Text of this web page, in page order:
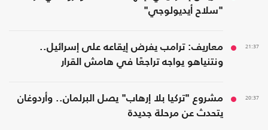
"سلاح أيديولوجي"
21:37
معاريف: ترامب يفرض إيقاعه على إسرائيل..
ونتنياهو يواجه تراجعًا في هامش القرار
20:37
مشروع "تركيا بلا إرهاب" يصل البرلمان.. وأردوغان
يتحدث عن مرحلة جديدة